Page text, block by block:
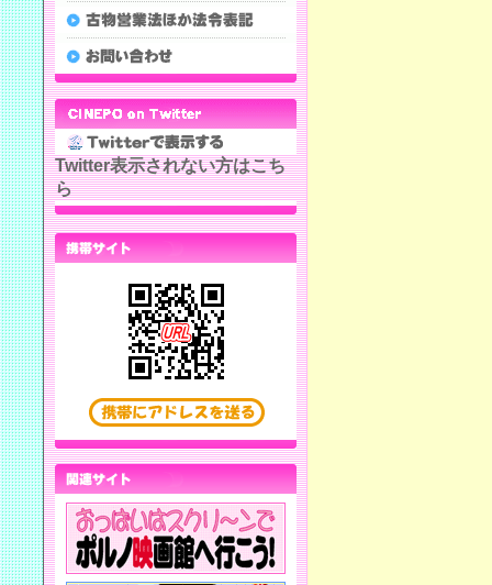
Twitter表示されない方はこち
ら